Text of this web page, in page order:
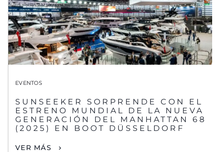
EVENTOS
SUNSEEKER SORPRENDE CON EL
ESTRENO MUNDIAL DE LA NUEVA
GENERACIÓN DEL MANHATTAN 68
(2025) EN BOOT DÜSSELDORF
VER MÁS